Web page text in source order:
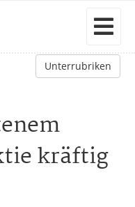
Unterrubriken
kräftig